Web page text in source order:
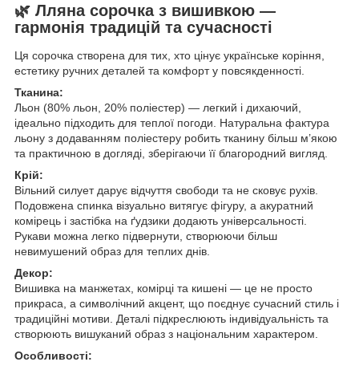
🌿 Лляна сорочка з вишивкою —
гармонія традицій та сучасності
Ця сорочка створена для тих, хто цінує українське коріння,
естетику ручних деталей та комфорт у повсякденності.
Тканина:
Льон (80% льон, 20% поліестер) — легкий і дихаючий,
ідеально підходить для теплої погоди. Натуральна фактура
льону з додаванням поліестеру робить тканину більш м’якою
та практичною в догляді, зберігаючи її благородний вигляд.
Крій:
Вільний силует дарує відчуття свободи та не сковує рухів.
Подовжена спинка візуально витягує фігуру, а акуратний
комірець і застібка на ґудзики додають універсальності.
Рукави можна легко підвернути, створюючи більш
невимушений образ для теплих днів.
Декор:
Вишивка на манжетах, комірці та кишені — це не просто
прикраса, а символічний акцент, що поєднує сучасний стиль і
традиційні мотиви. Деталі підкреслюють індивідуальність та
створюють вишуканий образ з національним характером.
Особливості: